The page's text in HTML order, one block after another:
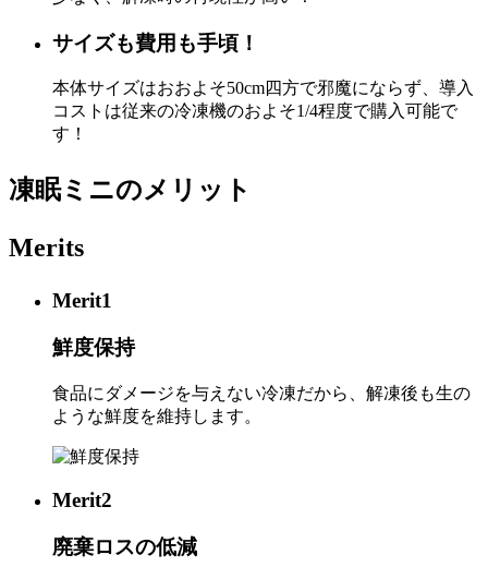
サイズも費用も手頃！
本体サイズはおおよそ50cm四方で邪魔にならず、導入
コストは従来の冷凍機のおよそ1/4程度で購入可能で
す！
凍眠ミニのメリット
Merits
Merit1
鮮度保持
食品にダメージを与えない冷凍だから、解凍後も生の
ような鮮度を維持します。
Merit2
廃棄ロスの低減